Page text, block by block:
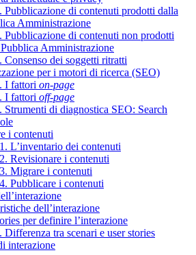
Pubblicazione di contenuti prodotti dalla
Amministrazione
Pubblicazione di contenuti non prodotti
Amministrazione
Consenso dei soggetti ritratti
per i motori di ricerca (SEO)
I fattori on-page
I fattori off-page
Strumenti di diagnostica SEO: Search
i contenuti
L’inventario dei contenuti
Revisionare i contenuti
Migrare i contenuti
Pubblicare i contenuti
dell’interazione
per definire l’interazione
Differenza tra scenari e user stories
interazione